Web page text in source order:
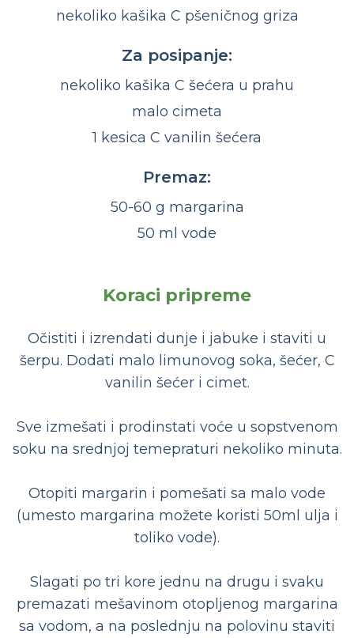
nekoliko kašika C pšeničnog griza
Za posipanje:
nekoliko kašika C šećera u prahu
malo cimeta
1 kesica C vanilin šećera
Premaz:
50-60 g margarina
50 ml vode
Koraci pripreme
Očistiti i izrendati dunje i jabuke i staviti u
šerpu. Dodati malo limunovog soka, šećer, C
vanilin šećer i cimet.
Sve izmešati i prodinstati voće u sopstvenom
soku na srednjoj temepraturi nekoliko minuta.
Otopiti margarin i pomešati sa malo vode
(umesto margarina možete koristi 50ml ulja i
toliko vode).
Slagati po tri kore jednu na drugu i svaku
premazati mešavinom otopljenog margarina
sa vodom, a na poslednju na polovinu staviti